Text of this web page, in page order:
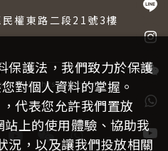
權東路二段21號3樓
All Rights Reserved.
保護法，我們致力於保護
對個人資料的掌握。
代表您允許我們置放
上的使用體驗、協助我
況，以及讓我們投放相關